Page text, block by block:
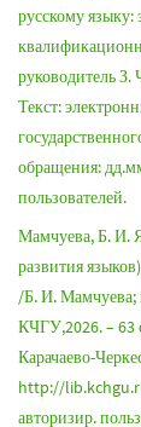
русскому языку:
руководитель
Текст:
обращения:
пользователей.
Мамчуева, Б. И.
развития
/Б. И. Мамчуева;
КЧГУ,2026. – 63
Карачаево-
http://
авторизир.